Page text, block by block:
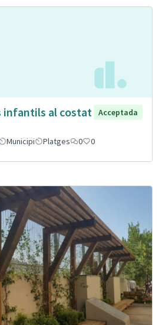
infantils al costat
Acceptada
Municipi Platges 0 0